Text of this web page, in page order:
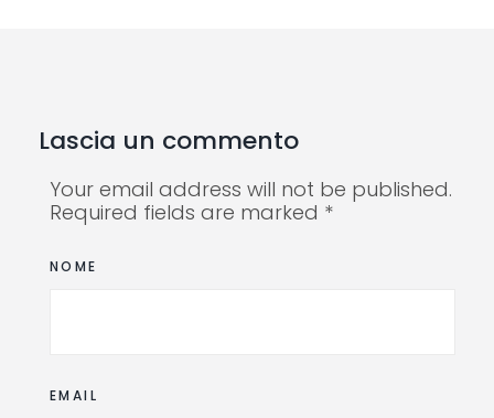
Lascia un commento
Your email address will not be published.
Required fields are marked *
NOME
EMAIL